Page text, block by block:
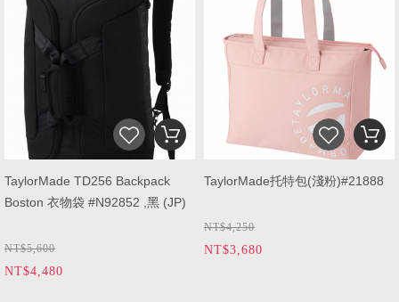
TaylorMade TD256 Backpack
Boston 衣物袋 #N92852 ,黑 (JP)
NT$5,600
NT$4,480
TaylorMade托特包(淺粉)#21888
NT$4,250
NT$3,680